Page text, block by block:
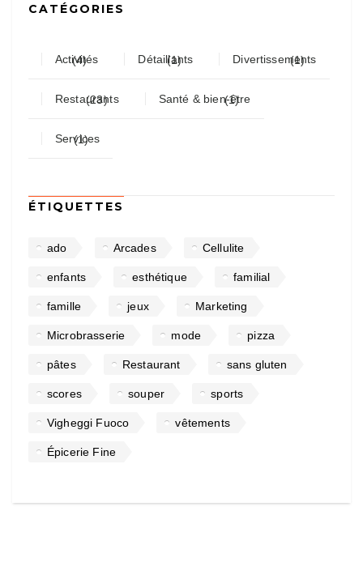
CATÉGORIES
Activités
(4) Détaillants
(1) Divertissements
(1)
Restaurants
(23) Santé & bien-être
(1)
Services
(1)
ÉTIQUETTES
ado Arcades Cellulite
enfants esthétique familial
famille jeux Marketing
Microbrasserie mode pizza
pâtes Restaurant sans gluten
scores souper sports
Vigheggi Fuoco vêtements
Épicerie Fine